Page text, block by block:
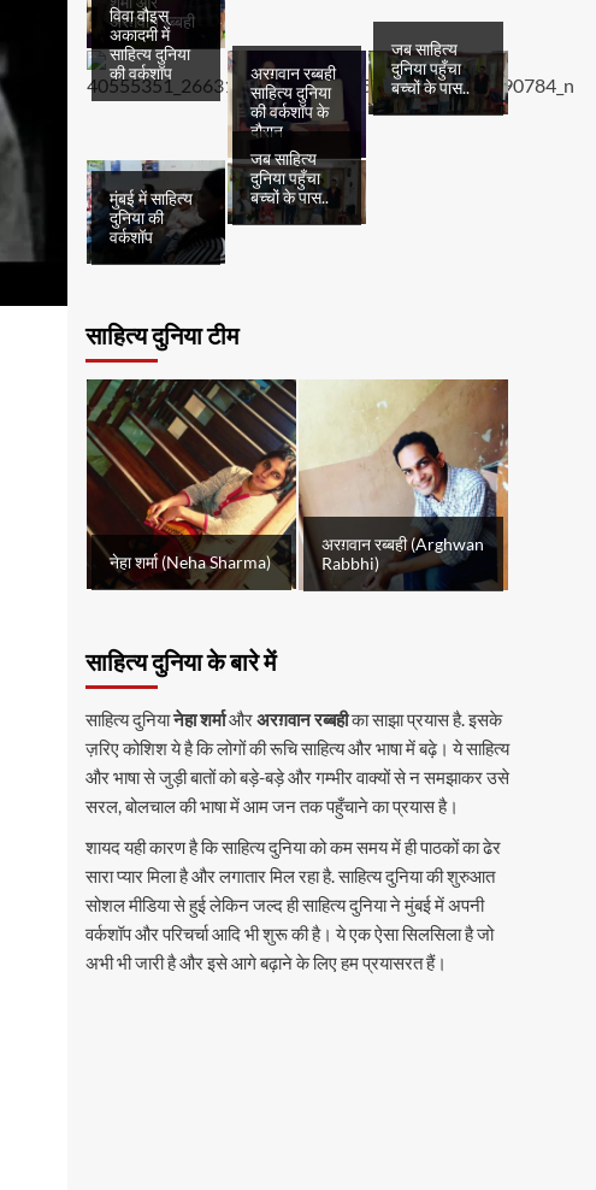
अरग़वान रब्बही
विवा वौइस्
अकादमी में
साहित्य दुनिया
की वर्कशॉप
अरग़वान रब्बही
साहित्य दुनिया
की वर्कशॉप के
दौरान
जब साहित्य
दुनिया पहुँचा
बच्चों के पास..
मुंबई में साहित्य
दुनिया की
वर्कशॉप
जब साहित्य
दुनिया पहुँचा
बच्चों के पास..
साहित्य दुनिया टीम
नेहा शर्मा (Neha Sharma)
अरग़वान रब्बही (Arghwan
Rabbhi)
साहित्य दुनिया के बारे में
साहित्य दुनियानेहा शर्माऔरअरग़वान रब्बहीका साझा प्रयास है. इसके
ज़रिए कोशिश ये है कि लोगों की रूचि साहित्य और भाषा में बढ़े। ये साहित्य
और भाषा से जुड़ी बातों को बड़े-बड़े और गम्भीर वाक्यों से न समझाकर उसे
सरल, बोलचाल की भाषा में आम जन तक पहुँचाने का प्रयास है।
शायद यही कारण है कि साहित्य दुनिया को कम समय में ही पाठकों का ढेर
सारा प्यार मिला है और लगातार मिल रहा है. साहित्य दुनिया की शुरुआत
सोशल मीडिया से हुई लेकिन जल्द ही साहित्य दुनिया ने मुंबई में अपनी
वर्कशॉप और परिचर्चा आदि भी शुरू की है। ये एक ऐसा सिलसिला है जो
अभी भी जारी है और इसे आगे बढ़ाने के लिए हम प्रयासरत हैं।